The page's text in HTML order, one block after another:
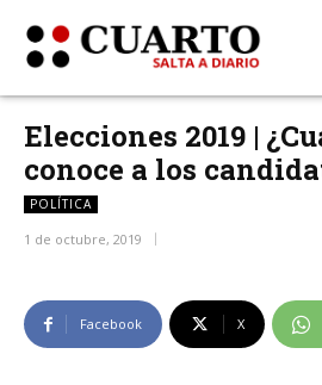
Elecciones 2019 |
conoce a los
POLÍTICA
1 de octubre, 2019
Facebook X